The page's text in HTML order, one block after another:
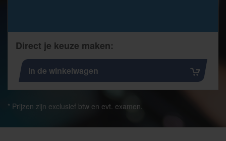
Direct je keuze maken:
In de winkelwagen
* Prijzen zijn exclusief btw en evt. examen.